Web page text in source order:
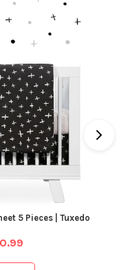
5 Pieces | Tuxedo